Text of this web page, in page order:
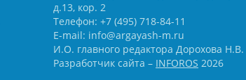
д.13, кор. 2
Телефон: +7 (495) 718-84-11
E-mail: info@argayash-m.ru
И.О. главного редактора Дорохова Н.В.
Разработчик сайта – INFOROS 2026